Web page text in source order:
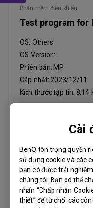
Cài
BenQ tôn trọng quyền
sử dụng cookie và các
bạn có được trải
chúng tôi. Bạn có thể
nhấn “Chấp nhận
thiết” để từ chối các
Phần mềm điều khiển
Test program for
OS: Others
OS Version:
Phiên bản: MP
Cập nhật: 2023/12/11
Kích thước tập tin: 8.14
Phần mềm điều khiển
WHQL Driver